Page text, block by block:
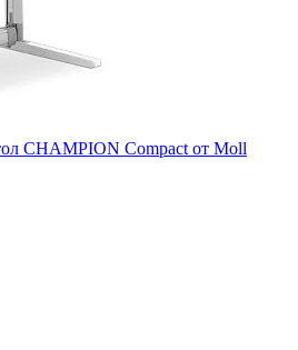
CHAMPION Compact от Moll